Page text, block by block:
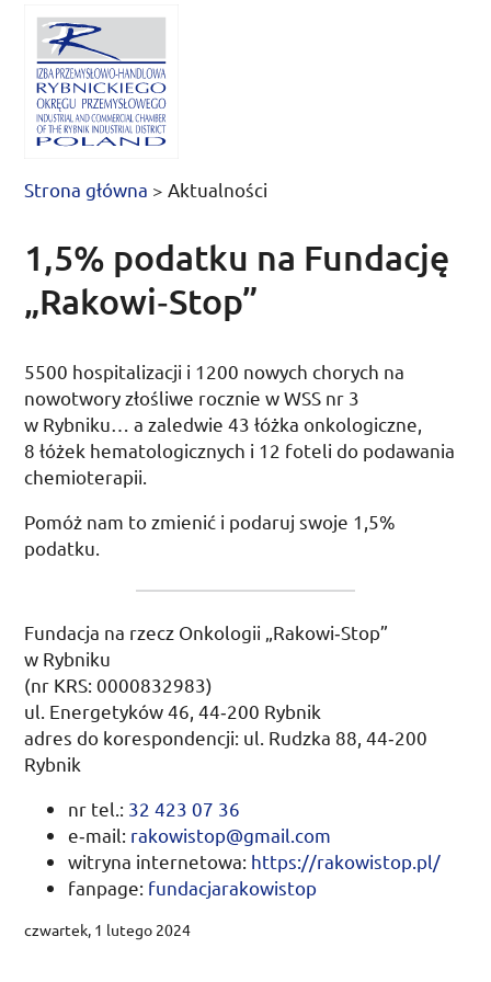
Strona główna > Aktualności
1,5% podatku na Fundację
„Rakowi­‑Stop”
5500 hospitalizacji i 1200 nowych chorych na
nowotwory złośliwe rocznie wWSS nr 3
w Rybniku… a zaledwie 43 łóżka onkologiczne,
8 łóżek hematologicznych i 12 foteli do podawania
chemioterapii.
Pomóż nam to zmienić i podaruj swoje 1,5%
podatku.
Fundacja na rzecz Onkologii „Rakowi­‑Stop”
w Rybniku
(nr KRS: 0000832983)
ul. Energetyków 46, 44‑200 Rybnik
adres do korespondencji: ul. Rudzka 88, 44‑200
Rybnik
nr tel. : 32 423 07 36
e‑mail: rakowistop@gmail.com
witryna internetowa: https://rakowistop.pl/
fanpage: fundacjarakowistop
czwartek, 1 lutego 2024